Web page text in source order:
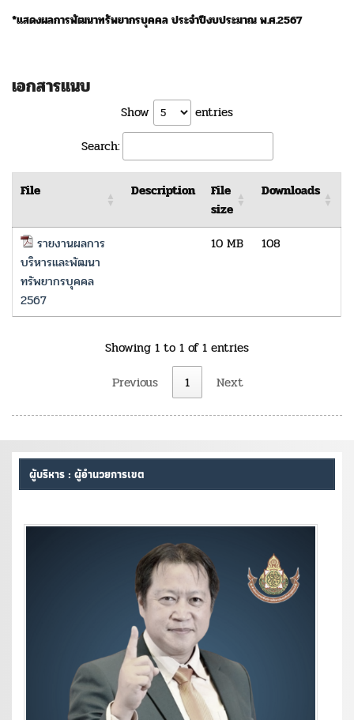
*แสดงผลการพัฒนาทรัพยากรบุคคล ประจำปีงบประมาณ พ.ศ.2567
เอกสารแนบ
Show
entries
Search:
File Description
File
size
Downloads
รายงานผลการ
บริหารและพัฒนา
ทรัพยากรบุคคล
2567
10 MB 108
Showing 1 to 1 of 1 entries
Previous
1 Next
ผู้บริหาร : ผู้อำนวยการเขต